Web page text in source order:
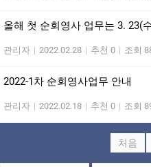
올해 첫 순회영사 업무는 3. 23(
관리자 | 2022.02.28 | 추천 0 | 조회
2022-1차 순회영사업무 안내
관리자 | 2022.02.18 | 추천 0 | 조회
처음